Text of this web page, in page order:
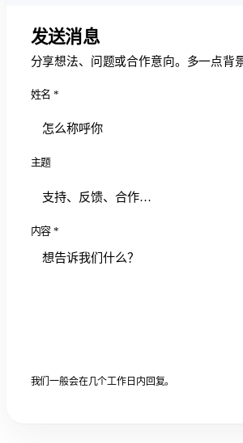
发送消息
分享想法、问题或合作意向。多一点背
姓名 *
主题
内容 *
我们一般会在几个工作日内回复。